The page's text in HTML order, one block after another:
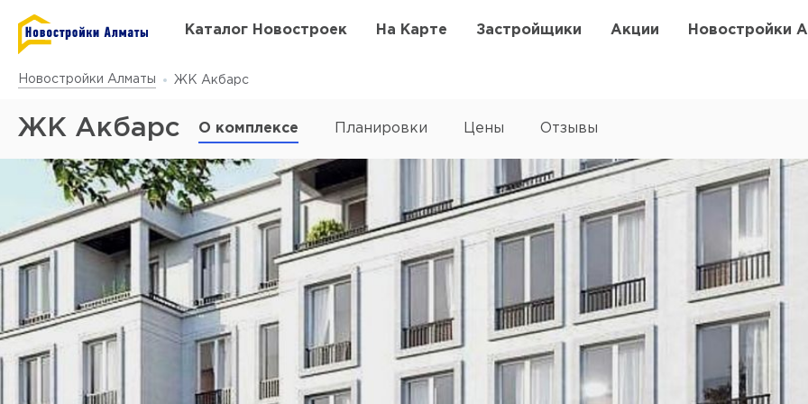
Каталог Новостроек На Карте Застройщики Акции Новостройки
Новостройки Алматы ЖК Акбарс
ЖК Акбарс О комплексе Планировки Цены Отзывы